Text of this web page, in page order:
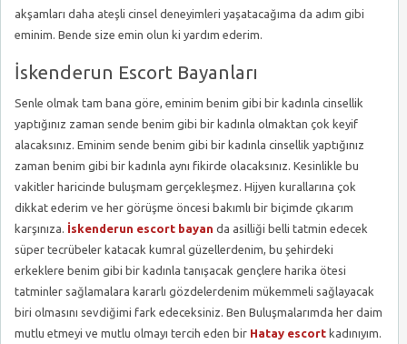
akşamları daha ateşli cinsel deneyimleri yaşatacağıma da adım gibi
eminim. Bende size emin olun ki yardım ederim.
İskenderun Escort Bayanları
Senle olmak tam bana göre, eminim benim gibi bir kadınla cinsellik
yaptığınız zaman sende benim gibi bir kadınla olmaktan çok keyif
alacaksınız. Eminim sende benim gibi bir kadınla cinsellik yaptığınız
zaman benim gibi bir kadınla aynı fikirde olacaksınız. Kesinlikle bu
vakitler haricinde buluşmam gerçekleşmez. Hijyen kurallarına çok
dikkat ederim ve her görüşme öncesi bakımlı bir biçimde çıkarım
karşınıza. İskenderun escort bayan da asilliği belli tatmin edecek
süper tecrübeler katacak kumral güzellerdenim, bu şehirdeki
erkeklere benim gibi bir kadınla tanışacak gençlere harika ötesi
tatminler sağlamalara kararlı gözdelerdenim mükemmeli sağlayacak
biri olmasını sevdiğimi fark edeceksiniz. Ben Buluşmalarımda her daim
mutlu etmeyi ve mutlu olmayı tercih eden bir Hatay escort kadınıyım.